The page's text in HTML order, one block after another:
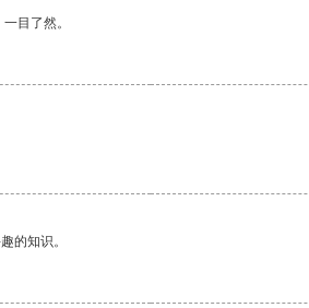
目了然。
的知识。